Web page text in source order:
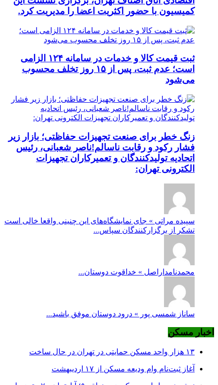
کمیسیون با حضور اکثریت اعضا را مدیریت کرد.
ثبت قیمت کالا و خدمات در سامانه ۱۲۴ الزامی
است؛ عدم ثبت، پس از ۱۵ روز تخلف محسوب
می‌شود
زنگ خطر برای صنعت تجهیزات حفاظتی؛ بازار زیر
فشار رکود و رقابت ناسالم!ناصر شعبانی، رئیس
اتحادیه تولیدکنندگان و تعمیرکاران تجهیزات
الکترونی تهران:
سپیده مراتی » جای نمایشگاه‌های این چنینی واقعا خالی است
تشکر از برگزارکنندگان سپاس...
محمدنامداراصل » خداقوت دوستان...
ساناز شمسی پور » درود دوستان موفق باشید...
اخبار مسکن
۱۳ هزار واحد مسکن حمایتی در تهران در حال ساخت
آغاز ثبت‌نام وام ودیعه مسکن از ۱۷ اردیبهشت